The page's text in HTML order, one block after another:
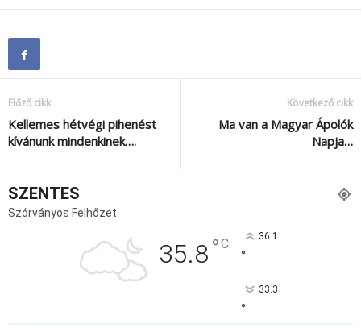
Előző cikk
Kellemes hétvégi pihenést
kívánunk mindenkinek….
Következő cikk
Ma van a Magyar Ápolók
Napja…
SZENTES
Szórványos Felhőzet
35.8°C 36.1
°
33.3
°